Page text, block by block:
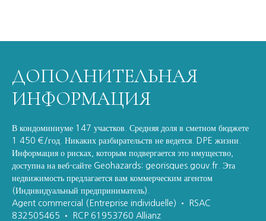
ДОПОЛНИТЕЛЬНАЯ
ИНФОРМАЦИЯ
В кондоминиуме 147 участков. Средняя доля в сметном бюджете
1 450 €/год. Никаких разбирательств не ведется. DPE жизни.
Информация о рисках, которым подвергается это имущество,
доступна на веб-сайте Geohazards: georisques.gouv.fr. Эта
недвижимость предлагается вам коммерческим агентом
(Индивидуальный предприниматель).
Agent commercial (Entreprise individuelle) • RSAC
832505465 • RCP 61953760 Allianz